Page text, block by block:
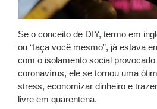
Se o conceito de DIY, termo em
ou “faça você mesmo”, já estava
com o isolamento social
coronavírus, ele se tornou uma
stress, economizar dinheiro e
livre em quarentena.